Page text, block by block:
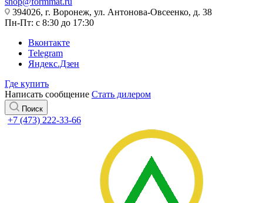
394026, г. Воронеж, ул. Антонова-Овсеенко, д. 38
Пн-Пт: с 8:30 до 17:30
Вконтакте
Telegram
Яндекс.Дзен
Где купить
Написать сообщение Стать дилером
Поиск
+7 (473) 222-33-66